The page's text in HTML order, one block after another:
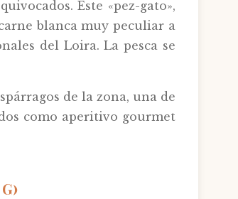
Este «pez-gato»,
blanca muy peculiar a
del Loira. La pesca se
de la zona, una de
como aperitivo gourmet